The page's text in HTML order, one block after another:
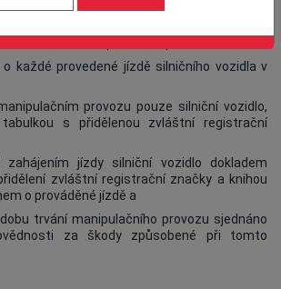
každé provedené jízdě silničního vozidla v
provozu pouze silniční vozidlo,
s přidělenou zvláštní registrační
jízdy silniční vozidlo dokladem
zvláštní registrační značky a knihou
o prováděné jízdě a
trvání manipulačního provozu sjednáno
za škody způsobené při tomto